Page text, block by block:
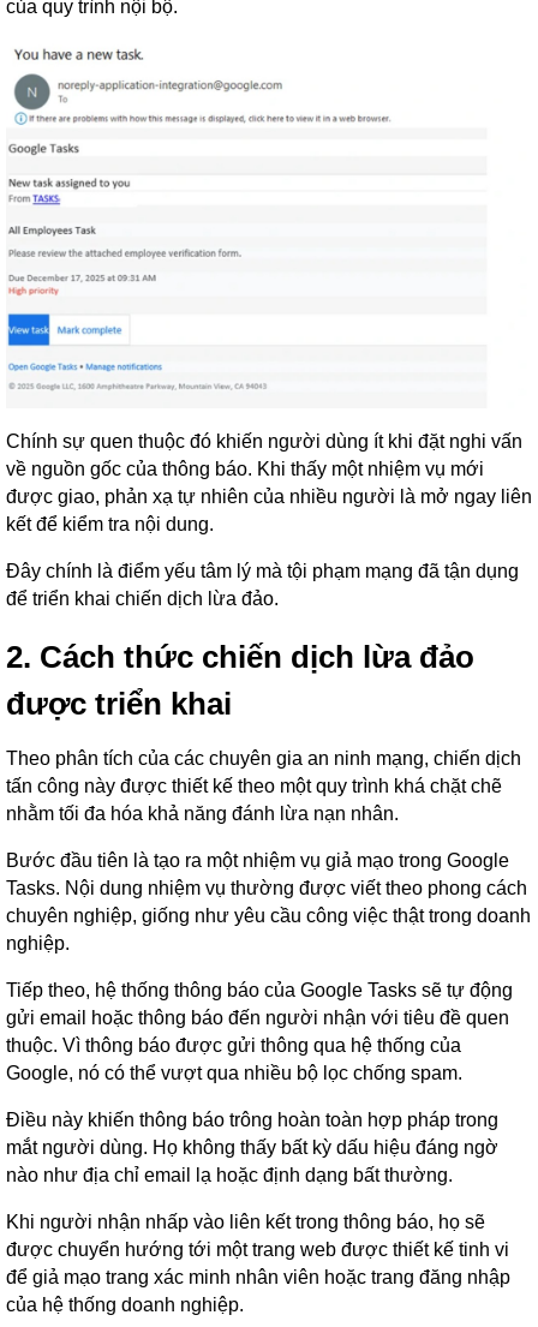
của quy trình nội bộ.
Chính sự quen thuộc đó khiến người dùng ít khi đặt nghi vấn
về nguồn gốc của thông báo. Khi thấy một nhiệm vụ mới
được giao, phản xạ tự nhiên của nhiều người là mở ngay liên
kết để kiểm tra nội dung.
Đây chính là điểm yếu tâm lý mà tội phạm mạng đã tận dụng
để triển khai chiến dịch lừa đảo.
2. Cách thức chiến dịch lừa đảo
được triển khai
Theo phân tích của các chuyên gia an ninh mạng, chiến dịch
tấn công này được thiết kế theo một quy trình khá chặt chẽ
nhằm tối đa hóa khả năng đánh lừa nạn nhân.
Bước đầu tiên là tạo ra một nhiệm vụ giả mạo trong Google
Tasks. Nội dung nhiệm vụ thường được viết theo phong cách
chuyên nghiệp, giống như yêu cầu công việc thật trong doanh
nghiệp.
Tiếp theo, hệ thống thông báo của Google Tasks sẽ tự động
gửi email hoặc thông báo đến người nhận với tiêu đề quen
thuộc. Vì thông báo được gửi thông qua hệ thống của
Google, nó có thể vượt qua nhiều bộ lọc chống spam.
Điều này khiến thông báo trông hoàn toàn hợp pháp trong
mắt người dùng. Họ không thấy bất kỳ dấu hiệu đáng ngờ
nào như địa chỉ email lạ hoặc định dạng bất thường.
Khi người nhận nhấp vào liên kết trong thông báo, họ sẽ
được chuyển hướng tới một trang web được thiết kế tinh vi
để giả mạo trang xác minh nhân viên hoặc trang đăng nhập
của hệ thống doanh nghiệp.